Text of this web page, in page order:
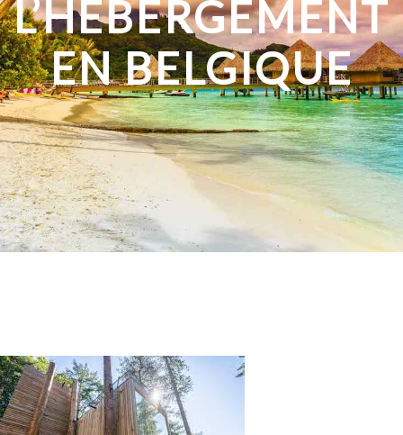
L’HÉBERGEMENT
EN BELGIQUE